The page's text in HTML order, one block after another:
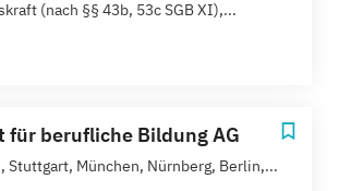
(nach §§ 43b, 53c SGB XI),...
berufliche Bildung AG
Stuttgart, München, Nürnberg, Berlin,...